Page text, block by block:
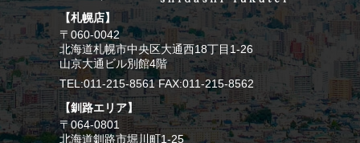
【札幌店】
〒060-0042
北海道札幌市中央区大通西18丁目1-26
山京大通ビル別館4階
TEL:011-215-8561 FAX:011-215-8562
【釧路エリア】
〒064-0801
北海道釧路市堀川町1-25